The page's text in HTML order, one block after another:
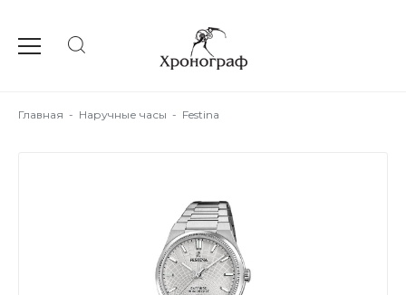
Главная - Наручные часы - Festina